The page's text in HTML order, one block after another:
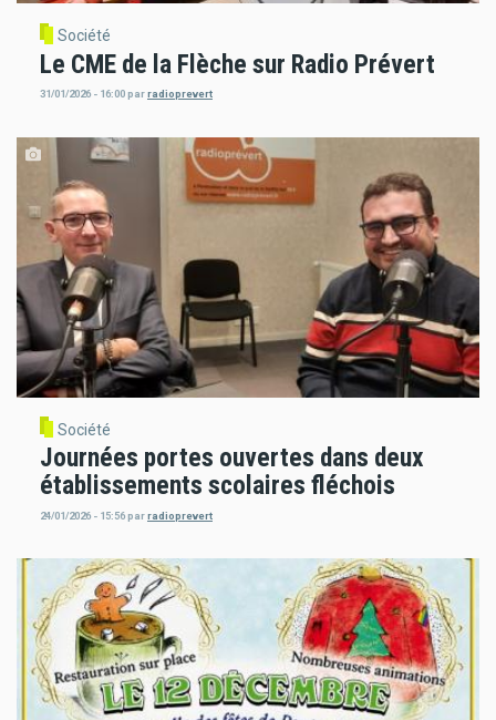
Société
Le CME de la Flèche sur Radio Prévert
31/01/2026 - 16:00parradioprevert
Société
Journées portes ouvertes dans deux
établissements scolaires fléchois
24/01/2026 - 15:56parradioprevert